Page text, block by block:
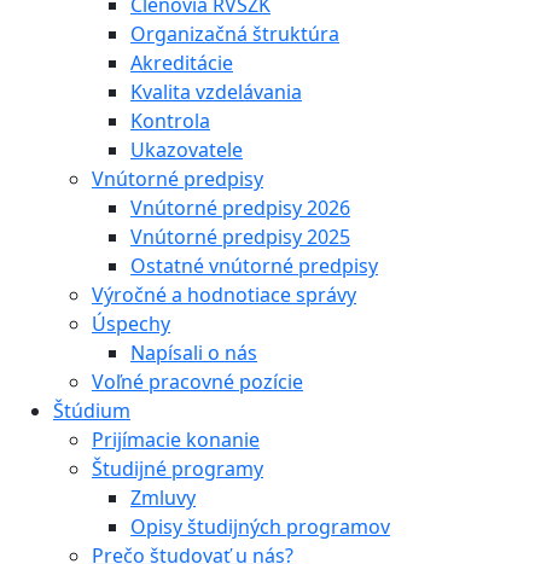
Členovia RVSZK
Organizačná štruktúra
Akreditácie
Kvalita vzdelávania
Kontrola
Ukazovatele
Vnútorné predpisy
Vnútorné predpisy 2026
Vnútorné predpisy 2025
Ostatné vnútorné predpisy
Výročné a hodnotiace správy
Úspechy
Napísali o nás
Voľné pracovné pozície
Štúdium
Prijímacie konanie
Študijné programy
Zmluvy
Opisy študijných programov
Prečo študovať u nás?